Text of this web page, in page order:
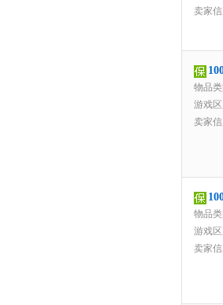
卖家信
物品
游戏区
卖家信
物品
游戏区
卖家信